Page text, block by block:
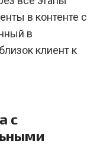
в контенте с
в
клиент к
с